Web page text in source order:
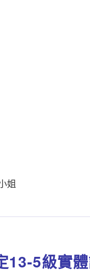
姐
13-5級實